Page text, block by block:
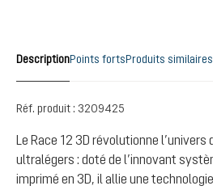
DescriptionPoints fortsProduits similaires
Réf. produit : 3209425
Le Race 12 3D révolutionne l’univers
ultralégers : doté de l’innovant
imprimé en 3D, il allie une